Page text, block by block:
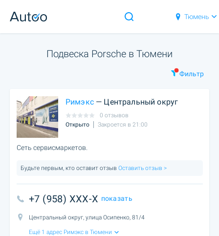
Тюмень
Подвеска Porsche в Тюмени
Фильтр
Римэкс— Центральный округ
0 отзывов
Открыто
Закроется в 21:00
Сеть сервисмаркетов.
Будьте первым, кто оставит отзыв Оставить отзыв >
+7 (958) XXX-X показать
Центральный округ, улица Осипенко, 81/4
Ещё 1 адрес Римэкс в Тюмени